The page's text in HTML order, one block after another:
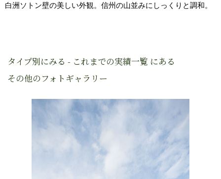
白洲ソトン壁の美しい外観。信州の山並みにしっくりと調和。
タイプ別にみる - これまでの実績一覧 にある
その他のフォトギャラリー